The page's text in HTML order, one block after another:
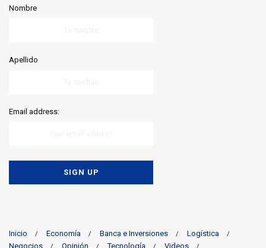
Nombre
Apellido
Email address:
Inicio Economía Banca e Inversiones
Logística
Negocios
Opinión Tecnología Videos